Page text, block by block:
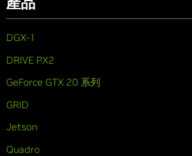
DGX-1
DRIVE PX2
GeForce GTX 20 系列
GRID
Jetson
Quadro